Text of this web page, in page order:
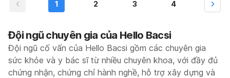
1 2 3 4
Đội ngũ chuyên gia của Hello Bacsi
Đội ngũ cố vấn của Hello Bacsi gồm các chuyên gia
sức khỏe và y bác sĩ từ nhiều chuyên khoa, với đầy đủ
chứng nhận, chứng chỉ hành nghề, hỗ trợ xây dựng và